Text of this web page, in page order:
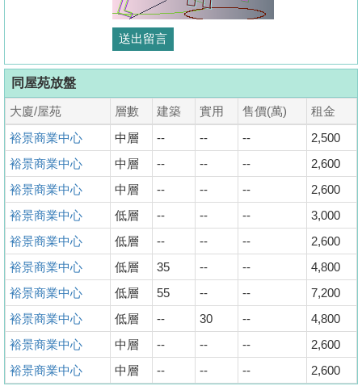
同屋苑放盤
大廈/屋苑 層數 建築 實用 售價(萬)
租金
裕景商業中心
中層 -- -- --
2,500
裕景商業中心
中層 -- -- --
2,600
裕景商業中心
中層 -- -- --
2,600
裕景商業中心
低層 -- -- --
3,000
裕景商業中心
低層 -- -- --
2,600
裕景商業中心
低層 35 -- --
4,800
裕景商業中心
低層 55 -- --
7,200
裕景商業中心
低層 -- 30 --
4,800
裕景商業中心
中層 -- -- --
2,600
裕景商業中心
中層 -- -- -- 2,600